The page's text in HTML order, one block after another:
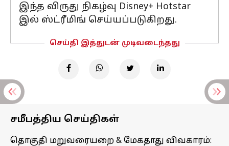
இந்த விருது நிகழ்வு Disney+ Hotstar
இல் ஸ்ட்ரீமிங் செய்யப்படுகிறது.
செய்தி இத்துடன் முடிவடைந்தது
சமீபத்திய செய்திகள்
தொகுதி மறுவரையறை & மேகதாது விவகாரம்: